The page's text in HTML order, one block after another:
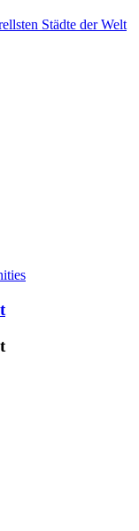
Städte der Welt